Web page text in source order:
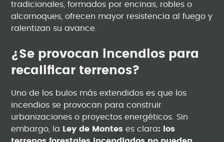
tradicionales, formados por encinas, robles o
alcornoques, ofrecen mayor resistencia al fuego y
ralentizan su avance.
¿Se provocan incendios para
recalificar terrenos?
Uno de los bulos más extendidos es que los
incendios se provocan para construir
urbanizaciones o proyectos energéticos. Sin
embargo, la
Ley de Monteses clara: los